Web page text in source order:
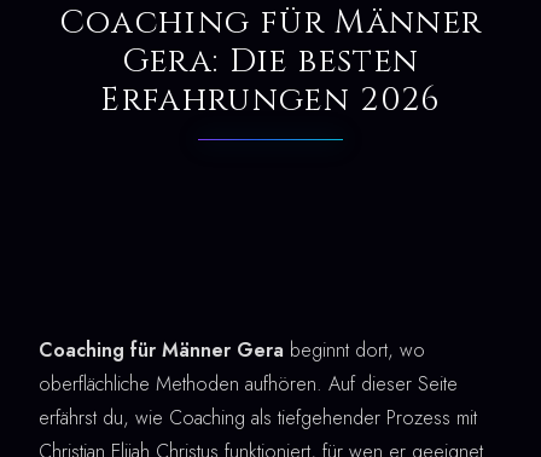
Coaching für Männer
Gera: Die besten
Erfahrungen 2026
Coaching für Männer Gera beginnt dort, wo
oberflächliche Methoden aufhören. Auf dieser Seite
erfährst du, wie Coaching als tiefgehender Prozess mit